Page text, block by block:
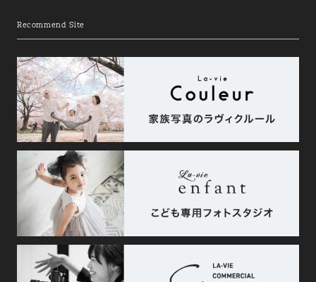
Recommend Site